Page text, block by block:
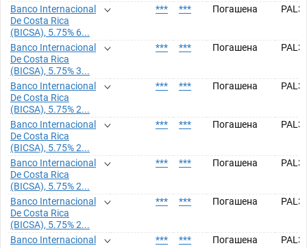
Banco Internacional
De Costa Rica
(BICSA), 5.75% 6...
*** *** Погашена
Banco Internacional
De Costa Rica
(BICSA), 5.75% 3...
*** *** Погашена
Banco Internacional
De Costa Rica
(BICSA), 5.75% 2...
*** *** Погашена
Banco Internacional
De Costa Rica
(BICSA), 5.75% 2...
*** *** Погашена
Banco Internacional
De Costa Rica
(BICSA), 5.75% 2...
*** *** Погашена
Banco Internacional
De Costa Rica
(BICSA), 5.75% 2...
*** *** Погашена
Banco Internacional
*** *** Погашена